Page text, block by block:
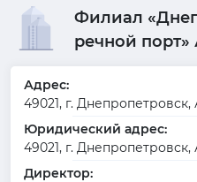
Филиал
речной
Адрес:
49021, г. Днепропетровск,
Юридический адрес:
49021, г. Днепропетровск,
Директор: